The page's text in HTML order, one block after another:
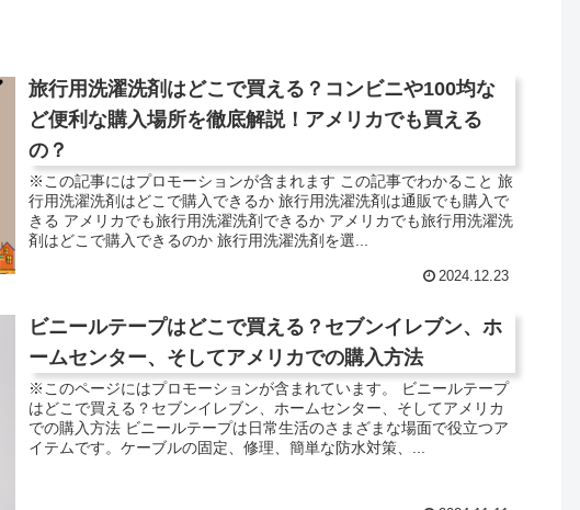
旅行用洗濯洗剤はどこで買える？コンビニや100均な
ど便利な購入場所を徹底解説！アメリカでも買える
の？
※この記事にはプロモーションが含まれます この記事でわかること 旅
行用洗濯洗剤はどこで購入できるか 旅行用洗濯洗剤は通販でも購入で
きる アメリカでも旅行用洗濯洗剤できるか アメリカでも旅行用洗濯洗
剤はどこで購入できるのか 旅行用洗濯洗剤を選...
2024.12.23
ビニールテープはどこで買える？セブンイレブン、ホ
ームセンター、そしてアメリカでの購入方法
※このページにはプロモーションが含まれています。 ビニールテープ
はどこで買える？セブンイレブン、ホームセンター、そしてアメリカ
での購入方法 ビニールテープは日常生活のさまざまな場面で役立つア
イテムです。ケーブルの固定、修理、簡単な防水対策、...